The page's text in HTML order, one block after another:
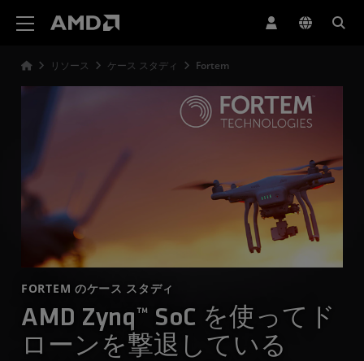
リソース ケース スタディ Fortem
FORTEM のケース スタディ
AMD Zynq™ SoC を使ってド
ローンを撃退している